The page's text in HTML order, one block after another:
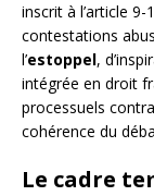
inscrit à l’article 9-
contestations
l’estoppel,
intégrée en droit
processuels
cohérence du
Le cadre